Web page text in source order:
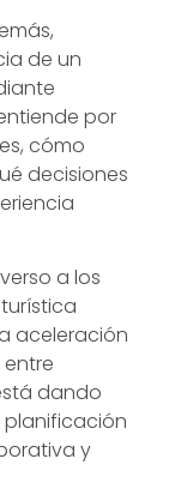
de un
por
cómo
decisiones
a los
aceleración
dando
y